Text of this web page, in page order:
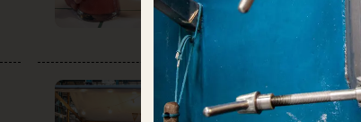
HĒ TEA
DO: